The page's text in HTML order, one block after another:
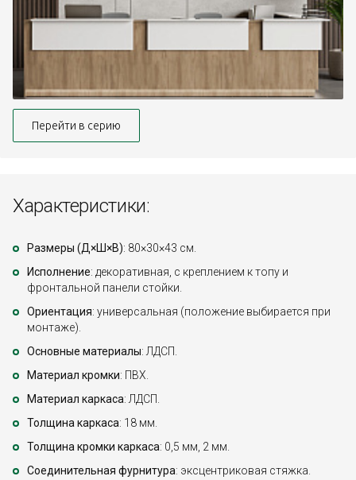
Перейти в серию
Характеристики:
Размеры (Д×Ш×В): 80×30×43 см.
Исполнение: декоративная, с креплением к топу и
фронтальной панели стойки.
Ориентация: универсальная (положение выбирается при
монтаже).
Основные материалы: ЛДСП.
Материал кромки: ПВХ.
Материал каркаса: ЛДСП.
Толщина каркаса: 18 мм.
Толщина кромки каркаса: 0,5 мм, 2 мм.
Соединительная фурнитура: эксцентриковая стяжка.